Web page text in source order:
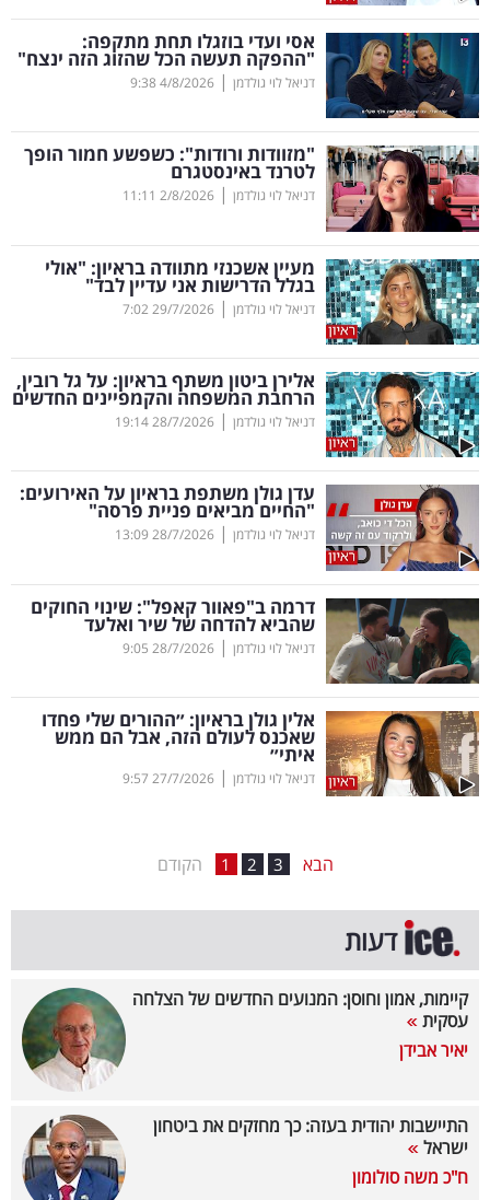
דעות
רכילות
עסקית
קריפטו
ויראלי
טלוויזיה
עסקי
ספורט
קריירה
ולימודים
מינויים
רייטינג
רכב
בריאות
תרבות
ופנאי
תיירות
המילון
הכלכלי
פודקאסט
40
אסי ועדי בוזגלו תחת מתקפה:
"ההפקה תעשה הכל שהזוג הזה ינצח"
דניאל לוי גולדמן |
4/8/2026
9:38
"מזוודות ורודות": כשפשע חמור הופך
לטרנד באינסטגרם
דניאל לוי גולדמן |
2/8/2026
11:11
מעיין אשכנזי מתוודה בראיון: "אולי
בגלל הדרישות אני עדיין לבד"
דניאל לוי גולדמן |
29/7/2026
7:02
אלירן ביטון משתף בראיון: על גל רובין,
הרחבת המשפחה והקמפיינים החדשים
דניאל לוי גולדמן |
28/7/2026
19:14
עדן גולן משתפת בראיון על האירועים:
"החיים מביאים פניית פרסה"
דניאל לוי גולדמן |
28/7/2026
13:09
דרמה ב"פאוור קאפל": שינוי החוקים
שהביא להדחה של שיר ואלעד
דניאל לוי גולדמן |
28/7/2026
9:05
אלין גולן בראיון: ״ההורים שלי פחדו
שאכנס לעולם הזה, אבל הם ממש
איתי״
דניאל לוי גולדמן |
27/7/2026
9:57
הקודם 1 2 3 הבא
דעות
קיימות, אמון וחוסן: המנועים החדשים של הצלחה
עסקית
יאיר אבידן
התיישבות יהודית בעזה: כך מחזקים את ביטחון
ישראל
ח"כ משה סולומון